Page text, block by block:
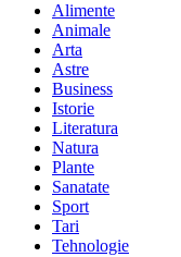
Alimente
Animale
Arta
Astre
Business
Istorie
Literatura
Natura
Plante
Sanatate
Sport
Tari
Tehnologie